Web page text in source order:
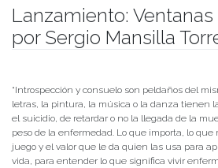
Lanzamiento:
por Sergio Mansilla
“Introspección y consuelo son peldaños del
letras, la pintura, la música o la danza tienen
el suicidio, de retardar o no la llegada de la
peso de la enfermedad. Lo que importa, lo
juego y el valor que le da quien las usa para
vida, para entender lo que significa vivir